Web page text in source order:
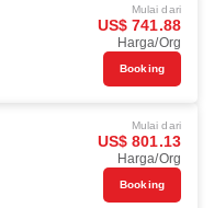
Mulai dari
US$ 741.88
Harga/Org
Booking
Mulai dari
US$ 801.13
Harga/Org
Booking